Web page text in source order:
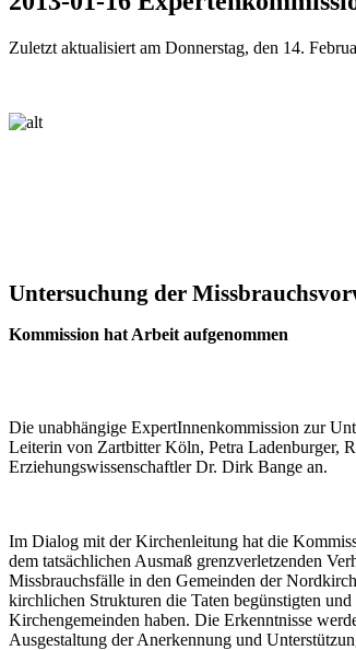
Zuletzt aktualisiert am Donnerstag, den 14.
Untersuchung der
Kommission hat Arbeit aufgenommen
Die unabhängige ExpertInnenkommission zur
Leiterin von Zartbitter Köln, Petra Ladenburger,
Erziehungswissenschaftler Dr. Dirk Bange an.
Im Dialog mit der Kirchenleitung hat die
dem tatsächlichen Ausmaß grenzverletzenden
Missbrauchsfälle in den Gemeinden der
kirchlichen Strukturen die Taten begünstigten
Kirchengemeinden haben. Die Erkenntnisse
Ausgestaltung der Anerkennung und